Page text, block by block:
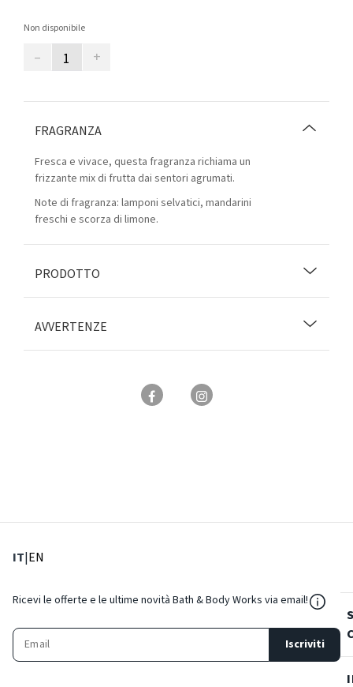
Non disponibile
– +
FRAGRANZA
Fresca e vivace, questa fragranza richiama un
frizzante mix di frutta dai sentori agrumati.
Note di fragranza: lamponi selvatici, mandarini
freschi e scorza di limone.
PRODOTTO
AVVERTENZE
IT: Lingua corrente
|EN
Ricevi le offerte e le ultime novità Bath & Body Works via email!
Iscriviti